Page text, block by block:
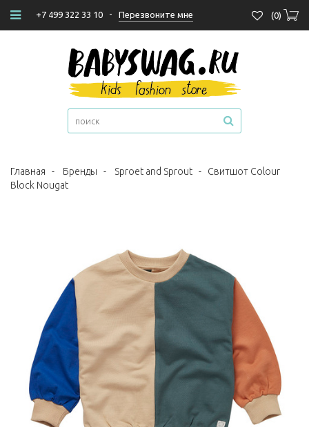
+7 499 322 33 10 - Перезвоните мне (0)
Главная - Бренды - Sproet and Sprout - Свитшот Colour
Block Nougat